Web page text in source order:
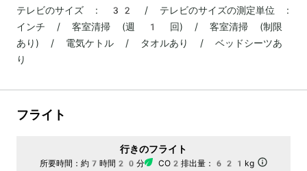
テレビのサイズ : 32 / テレビのサイズの測定単位 :
インチ / 客室清掃 (週 1 回) / 客室清掃 (制限
あり) / 電気ケトル / タオルあり / ベッドシーツあ
り
フライト
行きのフライト
所要時間： 約7時間20分 CO2排出量： 621kg